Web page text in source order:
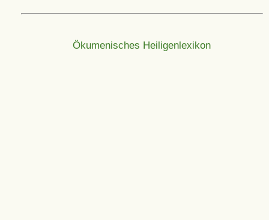
Ökumenisches Heiligenlexikon